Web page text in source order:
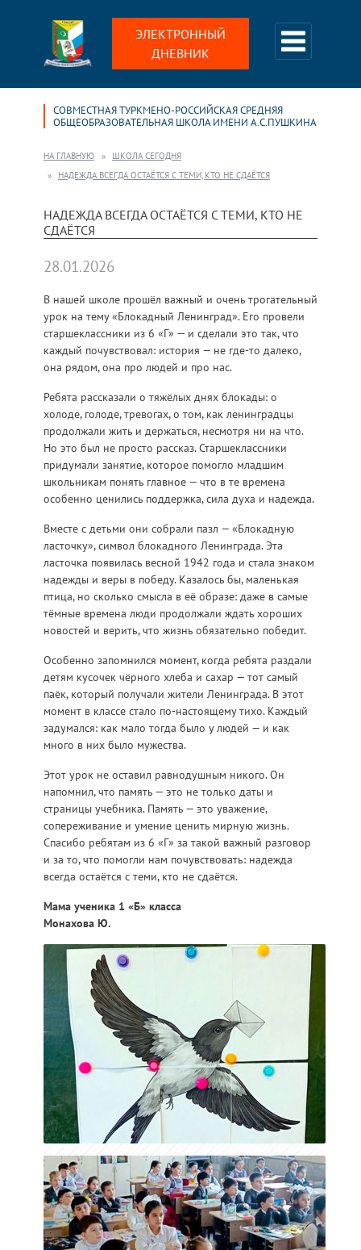
ЭЛЕКТРОННЫЙ
ДНЕВНИК
СОВМЕСТНАЯ ТУРКМЕНО-РОССИЙСКАЯ СРЕДНЯЯ
ОБЩЕОБРАЗОВАТЕЛЬНАЯ ШКОЛА ИМЕНИ А.С.ПУШКИНА
НА ГЛАВНУЮ
ШКОЛА СЕГОДНЯ
НАДЕЖДА ВСЕГДА ОСТАЁТСЯ С ТЕМИ, КТО НЕ СДАЁТСЯ
НАДЕЖДА ВСЕГДА ОСТАЁТСЯ С ТЕМИ, КТО НЕ
СДАЁТСЯ
28.01.2026
В нашей школе прошёл важный и очень трогательный
урок на тему «Блокадный Ленинград». Его провели
старшеклассники из 6 «Г» — и сделали это так, что
каждый почувствовал: история — не где-то далеко,
она рядом, она про людей и про нас.
Ребята рассказали о тяжёлых днях блокады: о
холоде, голоде, тревогах, о том, как ленинградцы
продолжали жить и держаться, несмотря ни на что.
Но это был не просто рассказ. Старшеклассники
придумали занятие, которое помогло младшим
школьникам понять главное — что в те времена
особенно ценились поддержка, сила духа и надежда.
Вместе с детьми они собрали пазл — «Блокадную
ласточку», символ блокадного Ленинграда. Эта
ласточка появилась весной 1942 года и стала знаком
надежды и веры в победу. Казалось бы, маленькая
птица, но сколько смысла в её образе: даже в самые
тёмные времена люди продолжали ждать хороших
новостей и верить, что жизнь обязательно победит.
Особенно запомнился момент, когда ребята раздали
детям кусочек чёрного хлеба и сахар — тот самый
паёк, который получали жители Ленинграда. В этот
момент в классе стало по-настоящему тихо. Каждый
задумался: как мало тогда было у людей — и как
много в них было мужества.
Этот урок не оставил равнодушным никого. Он
напомнил, что память — это не только даты и
страницы учебника. Память — это уважение,
сопереживание и умение ценить мирную жизнь.
Спасибо ребятам из 6 «Г» за такой важный разговор
и за то, что помогли нам почувствовать: надежда
всегда остаётся с теми, кто не сдаётся.
Мама ученика 1 «Б» класса
Монахова Ю.